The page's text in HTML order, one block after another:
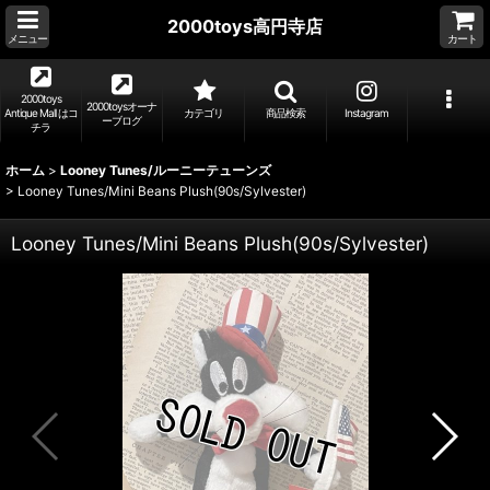
メニュー
2000toys高円寺店
カート
2000toys
Antique Mall はコ
チラ
2000toysオーナ
ーブログ
カテゴリ 商品検索 Instagram
ホーム > Looney Tunes/ルーニーテューンズ
> Looney Tunes/Mini Beans Plush(90s/Sylvester)
Looney Tunes/Mini Beans Plush(90s/Sylvester)